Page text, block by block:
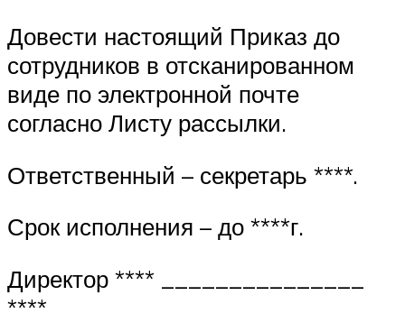
Довести настоящий Приказ до
сотрудников в отсканированном
виде по электронной почте
согласно Листу рассылки.
Ответственный – секретарь ****.
Срок исполнения – до ****г.
Директор **** _______________
****